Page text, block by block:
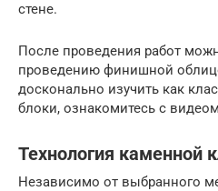
стене.
После проведения работ
проведению финишной
досконально изучить как
блоки, ознакомитесь с
Технология каменной
Независимо от выбранного